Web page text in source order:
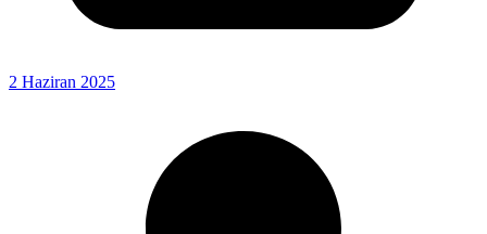
2 Haziran 2025